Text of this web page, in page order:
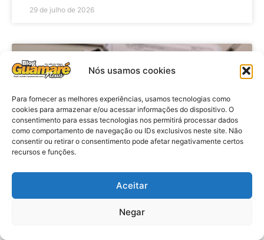
Nós usamos cookies
Para fornecer as melhores experiências, usamos tecnologias como
cookies para armazenar e/ou acessar informações do dispositivo. O
consentimento para essas tecnologias nos permitirá processar dados
como comportamento de navegação ou IDs exclusivos neste site. Não
consentir ou retirar o consentimento pode afetar negativamente certos
recursos e funções.
Aceitar
Negar
29 de julho de 2026
Economia: Prazo de adesão ao
Programa Desenrola 2.0 é